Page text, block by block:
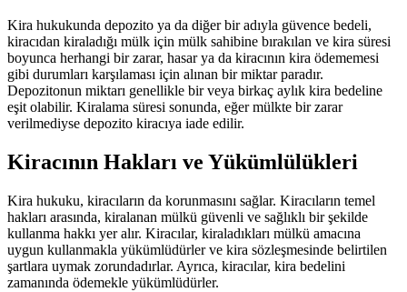
Kira hukukunda depozito ya da diğer bir adıyla güvence bedeli,
kiracıdan kiraladığı mülk için mülk sahibine bırakılan ve kira süresi
boyunca herhangi bir zarar, hasar ya da kiracının kira ödememesi
gibi durumları karşılaması için alınan bir miktar paradır.
Depozitonun miktarı genellikle bir veya birkaç aylık kira bedeline
eşit olabilir. Kiralama süresi sonunda, eğer mülkte bir zarar
verilmediyse depozito kiracıya iade edilir.
Kiracının Hakları ve Yükümlülükleri
Kira hukuku, kiracıların da korunmasını sağlar. Kiracıların temel
hakları arasında, kiralanan mülkü güvenli ve sağlıklı bir şekilde
kullanma hakkı yer alır. Kiracılar, kiraladıkları mülkü amacına
uygun kullanmakla yükümlüdürler ve kira sözleşmesinde belirtilen
şartlara uymak zorundadırlar. Ayrıca, kiracılar, kira bedelini
zamanında ödemekle yükümlüdürler.